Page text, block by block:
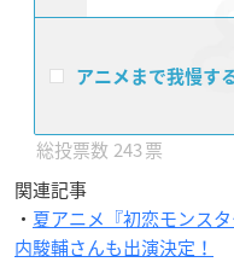
アニメまで我慢す
243
関連記事
・ 夏アニメ『初恋モンス
内駿輔さんも出演決定！